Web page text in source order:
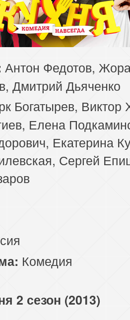
Антон Федотов,
Дмитрий Дьяченко
Богатырев, Виктор
Елена
Екатерина
Сергей
Комедия
2 сезон (2013)